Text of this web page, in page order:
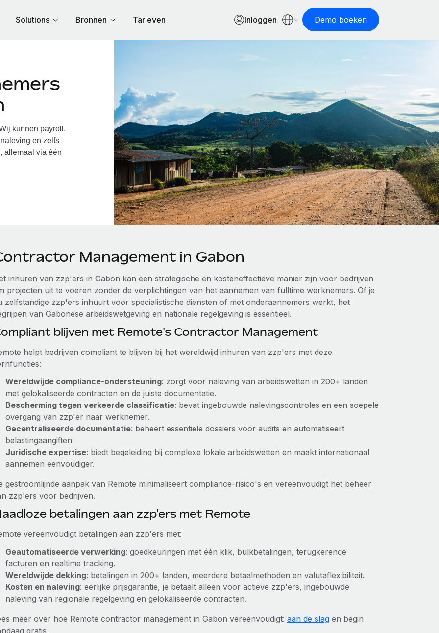
Solutions Bronnen Tarieven Inloggen Demo boeken
kunnen payroll,
en zelfs
allemaal via één
Management in Gabon
inhuren van zzp'ers in Gabon kan een strategische en kosteneffectieve manier zijn voor bedrijven
projecten uit te voeren zonder de verplichtingen van het aannemen van fulltime werknemers. Of je
zelfstandige zzp'ers inhuurt voor specialistische diensten of met onderaannemers werkt, het
van Gabonese arbeidswetgeving en nationale regelgeving is essentieel.
blijven met Remote's Contractor Management
helpt bedrijven compliant te blijven bij het wereldwijd inhuren van zzp'ers met deze
Wereldwijde compliance-ondersteuning: zorgt voor naleving van arbeidswetten in 200+ landen
met gelokaliseerde contracten en de juiste documentatie.
Bescherming tegen verkeerde classificatie: bevat ingebouwde nalevingscontroles en een soepele
overgang van zzp'er naar werknemer.
Gecentraliseerde documentatie: beheert essentiële dossiers voor audits en automatiseert
belastingaangiften.
Juridische expertise: biedt begeleiding bij complexe lokale arbeidswetten en maakt internationaal
aannemen eenvoudiger.
gestroomlijnde aanpak van Remote minimaliseert compliance-risico's en vereenvoudigt het beheer
zzp'ers voor bedrijven.
betalingen aan zzp'ers met Remote
vereenvoudigt betalingen aan zzp'ers met:
Geautomatiseerde verwerking: goedkeuringen met één klik, bulkbetalingen, terugkerende
facturen en realtime tracking.
Wereldwijde dekking: betalingen in 200+ landen, meerdere betaalmethoden en valutaflexibiliteit.
Kosten en naleving: eerlijke prijsgarantie, je betaalt alleen voor actieve zzp'ers, ingebouwde
naleving van regionale regelgeving en gelokaliseerde contracten.
meer over hoe Remote contractor management in Gabon vereenvoudigt: aan de slagen begin
gratis.